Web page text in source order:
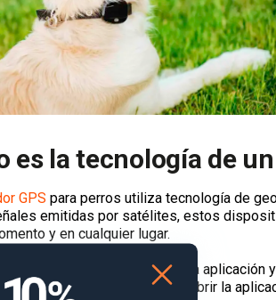
es la tecnología de
GPS para perros utiliza tecnología de
emitidas por satélites, estos
y en cualquier lugar.
incluyen una tarjeta SIM, una
momento, solo tiene que abrir la